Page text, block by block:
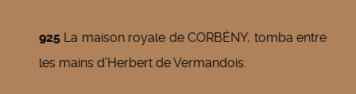
925 La maison royale de CORBÉNY, tomba entre
les mains d’Herbert de Vermandois.